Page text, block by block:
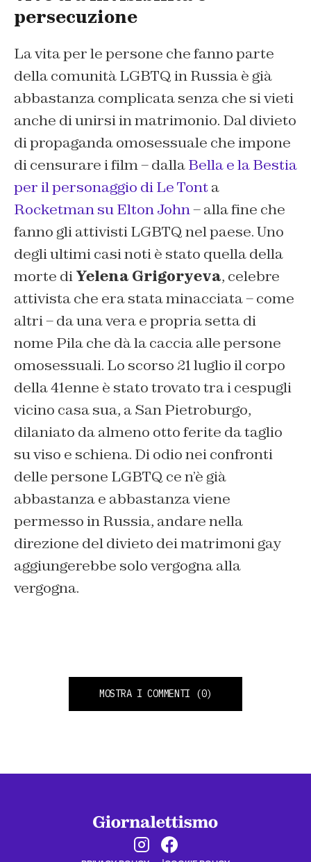
persecuzione
La vita per le persone che fanno parte
della comunità LGBTQ in Russia è già
abbastanza complicata senza che si vieti
anche di unirsi in matrimonio. Dal divieto
di propaganda omosessuale che impone
di censurare i film – dallaBella e la Bestia
per il personaggio di Le Tont a
Rocketman su Elton John– alla fine che
fanno gli attivisti LGBTQ nel paese. Uno
degli ultimi casi noti è stato quella della
morte diYelena Grigoryeva, celebre
attivista che era stata minacciata – come
altri – da una vera e propria setta di
nome Pila che dà la caccia alle persone
omosessuali. Lo scorso 21 luglio il corpo
della 41enne è stato trovato tra i cespugli
vicino casa sua, a San Pietroburgo,
dilaniato da almeno otto ferite da taglio
su viso e schiena. Di odio nei confronti
delle persone LGBTQ ce n’è già
abbastanza e abbastanza viene
permesso in Russia, andare nella
direzione del divieto dei matrimoni gay
aggiungerebbe solo vergogna alla
vergogna.
MOSTRA I COMMENTI (0)